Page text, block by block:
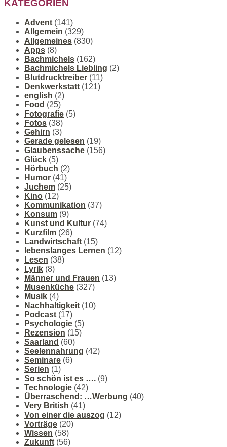
KATEGORIEN
Advent (141)
Allgemein (329)
Allgemeines (830)
Apps (8)
Bachmichels (162)
Bachmichels Liebling (2)
Blutdrucktreiber (11)
Denkwerkstatt (121)
english (2)
Food (25)
Fotografie (5)
Fotos (38)
Gehirn (3)
Gerade gelesen (19)
Glaubenssache (156)
Glück (5)
Hörbuch (2)
Humor (41)
Juchem (25)
Kino (12)
Kommunikation (37)
Konsum (9)
Kunst und Kultur (74)
Kurzfilm (26)
Landwirtschaft (15)
lebenslanges Lernen (12)
Lesen (38)
Lyrik (8)
Männer und Frauen (13)
Musenküche (327)
Musik (4)
Nachhaltigkeit (10)
Podcast (17)
Psychologie (5)
Rezension (15)
Saarland (60)
Seelennahrung (42)
Seminare (6)
Serien (1)
So schön ist es …. (9)
Technologie (42)
Überraschend: …Werbung (40)
Very British (41)
Von einer die auszog (12)
Vorträge (20)
Wissen (58)
Zukunft (56)